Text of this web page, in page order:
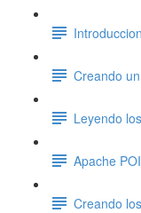
Creando
Leyendo
Apache
Creando